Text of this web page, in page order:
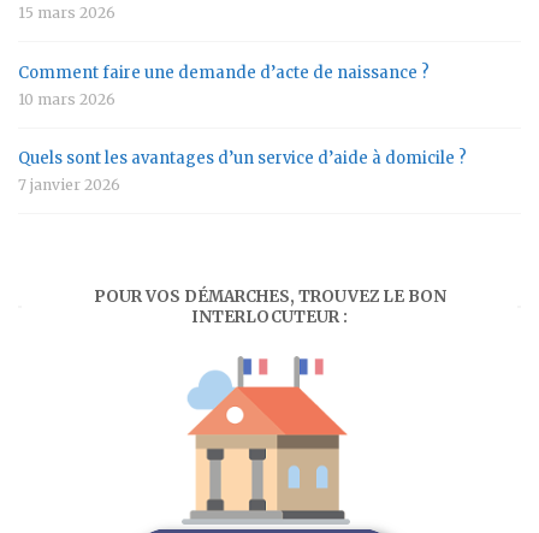
15 mars 2026
Comment faire une demande d’acte de naissance ?
10 mars 2026
Quels sont les avantages d’un service d’aide à domicile ?
7 janvier 2026
POUR VOS DÉMARCHES, TROUVEZ LE BON
INTERLOCUTEUR :